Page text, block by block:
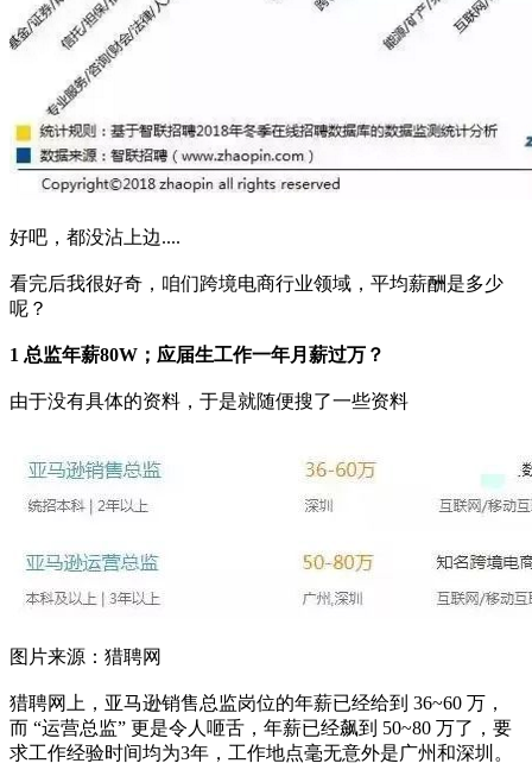
好吧，都没沾上边....
看完后我很好奇，咱们跨境电商行业领域，平均薪酬是多少
呢？
1 总监年薪80W；应届生工作一年月薪过万？
由于没有具体的资料，于是就随便搜了一些资料
图片来源：猎聘网
猎聘网上，亚马逊销售总监岗位的年薪已经给到 36~60 万，
而 “运营总监” 更是令人咂舌，年薪已经飙到 50~80 万了，要
求工作经验时间均为3年，工作地点毫无意外是广州和深圳。